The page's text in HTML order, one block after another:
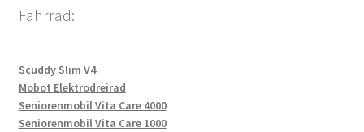
Fahrrad:
Scuddy Slim V4
Mobot Elektrodreirad
Seniorenmobil Vita Care 4000
Seniorenmobil Vita Care 1000